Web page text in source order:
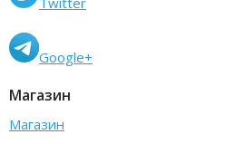
Google+
Магазин
Магазин